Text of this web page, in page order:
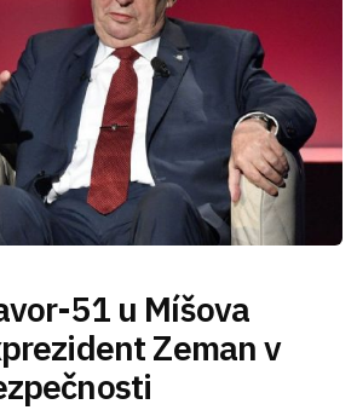
51 u Míšova
Zeman v